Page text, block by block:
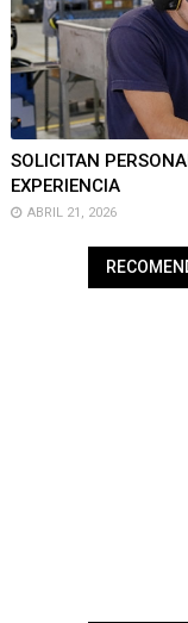
SOLICITAN
EXPERIENCIA
ABRIL 21, 2026